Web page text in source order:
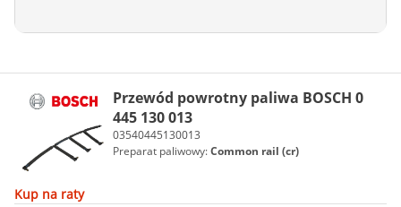
Przewód powrotny paliwa BOSCH 0
445 130 013
03540445130013
Preparat paliwowy:Common rail (cr)
Kup na raty